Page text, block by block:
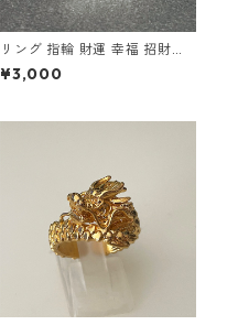
リング 指輪 財運 幸福 招財進
寶 (しょうざいしんぽう) 宝船
縁起物
¥3,000